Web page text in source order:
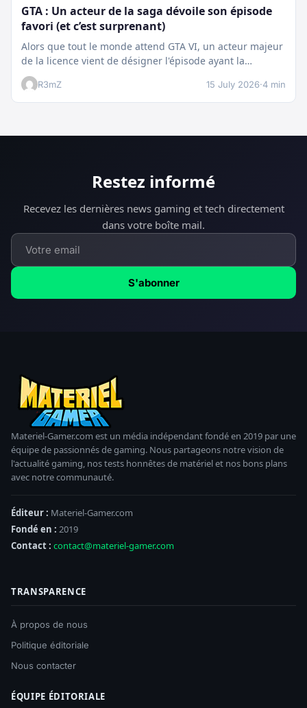
GTA : Un acteur de la saga dévoile son épisode
favori (et c’est surprenant)
Alors que tout le monde attend GTA VI, un acteur majeur
de la licence vient de désigner l'épisode ayant la…
R3mZ 15 July 2026·4 min
Restez informé
Recevez les dernières news gaming et tech directement
dans votre boîte mail.
S'abonner
Materiel-Gamer.com est un média indépendant fondé en 2019 par une
équipe de passionnés de gaming. Nous partageons notre vision de
l'actualité gaming, nos tests honnêtes de matériel et nos bons plans
avec notre communauté.
Éditeur : Materiel-Gamer.com
Fondé en : 2019
Contact : contact@materiel-gamer.com
TRANSPARENCE
À propos de nous
Politique éditoriale
Nous contacter
ÉQUIPE ÉDITORIALE